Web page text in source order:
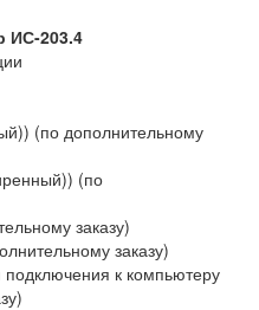
ИС-203.4
(по дополнительному
(по
заказу)
заказу)
подключения к компьютеру